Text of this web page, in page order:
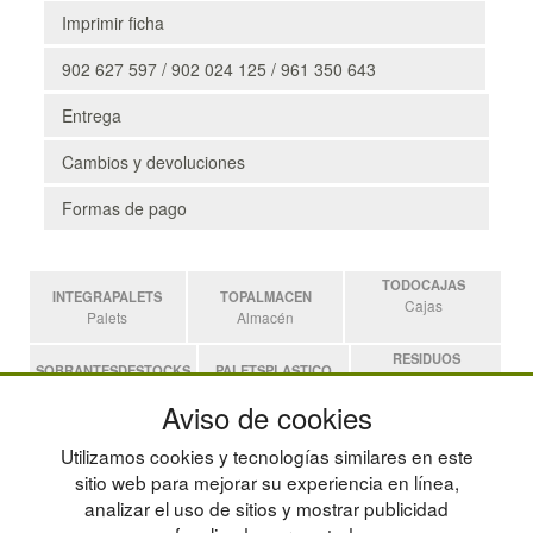
Imprimir ficha
902 627 597 / 902 024 125 / 961 350 643
Entrega
Cambios y devoluciones
Formas de pago
INTEGRAPALETS
Palets
TOPALMACEN
Almacén
TODOCAJAS
Cajas
SOBRANTESDESTOCKS PALETSPLASTICO
RESIDUOS
Residuos
Estanterias
Aviso de cookies
Utilizamos cookies y tecnologías similares en este
sitio web para mejorar su experiencia en línea,
analizar el uso de sitios y mostrar publicidad